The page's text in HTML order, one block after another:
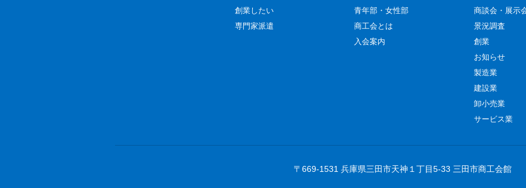
創業したい
専門家派遣
青年部・女性部
商工会とは
入会案内
商談会・展示
景況調査
創業
お知らせ
製造業
建設業
卸小売業
サービス業
〒669-1531 兵庫県三田市天神１丁目5-33 三田市商工会館